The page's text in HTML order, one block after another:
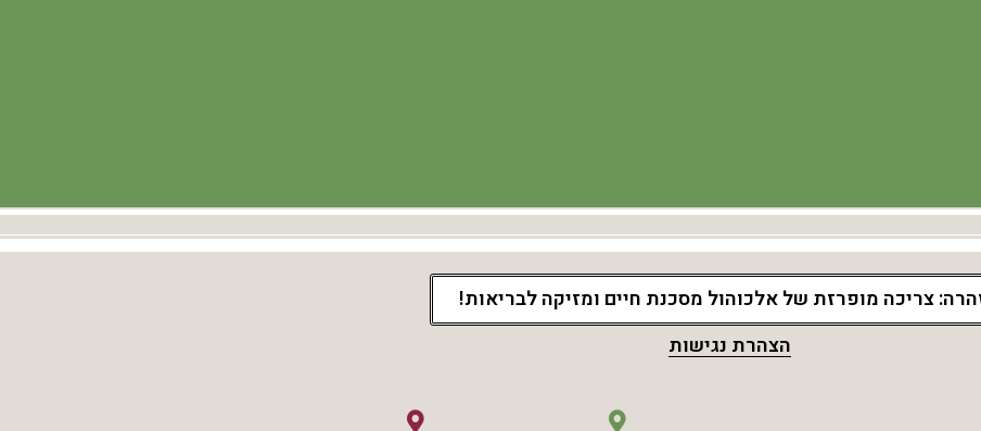
צריכה מופרזת של אלכוהול מסכנת חיים ומזיקה לבריאות!
הצהרת נגישות